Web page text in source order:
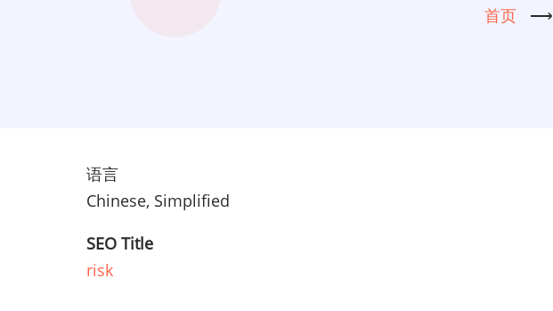
首页 ⟶
语言
Chinese, Simplified
SEO Title
risk